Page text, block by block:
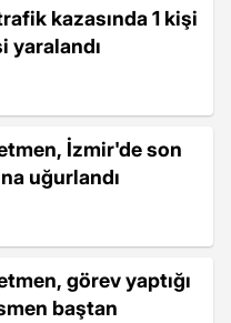
kazasında 1 kişi
yaralandı
İzmir'de son
uğurlandı
görev yaptığı
baştan